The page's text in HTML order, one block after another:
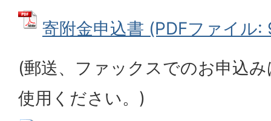
寄附金申込書 (PDFファイル:
(郵送、ファックスでのお申込
使用ください。)